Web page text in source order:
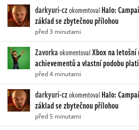
darkyuri-czokomentoval Halo:
základ se zbytečnou přílohou
před 3 minutami
ZavorkaokomentovalXbox na
achievementů a vlastní podobu
před 4 minutami
darkyuri-czokomentoval Halo:
základ se zbytečnou přílohou
před 5 minutami